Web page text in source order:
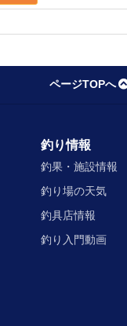
ページTOPへ
釣り情報
釣果・施設情報
釣り場の天気
釣具店情報
釣り入門動画